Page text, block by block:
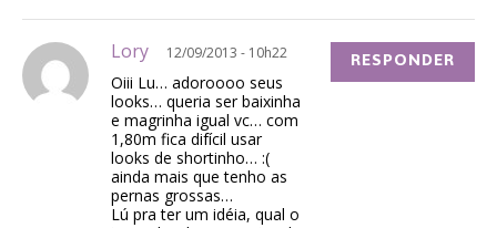
Lory 12/09/2013 - 10h22
Oiii Lu… adoroooo seus
looks… queria ser baixinha
e magrinha igual vc… com
1,80m fica difícil usar
looks de shortinho… :(
ainda mais que tenho as
pernas grossas…
Lú pra ter um idéia, qual o
RESPONDER